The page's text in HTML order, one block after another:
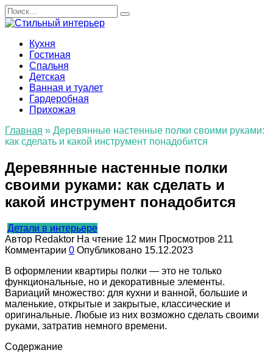
Перейти
к
Search
for:
Кухня
Гостиная
Спальня
Детская
Ванная и туалет
Гардеробная
Прихожая
Главная » Деревянные настенные полки своими руками:
как сделать и какой инструмент понадобится
Деревянные настенные полки
своими руками: как сделать и
какой инструмент понадобится
Детали в интерьере
Автор Redaktor На чтение 12 мин Просмотров 211
Комментарии 0 Опубликовано 15.12.2023
В оформлении квартиры полки — это не только
функциональные, но и декоративные элементы.
Вариаций множество: для кухни и ванной, большие и
маленькие, открытые и закрытые, классические и
оригинальные. Любые из них возможно сделать своими
руками, затратив немного времени.
Содержание